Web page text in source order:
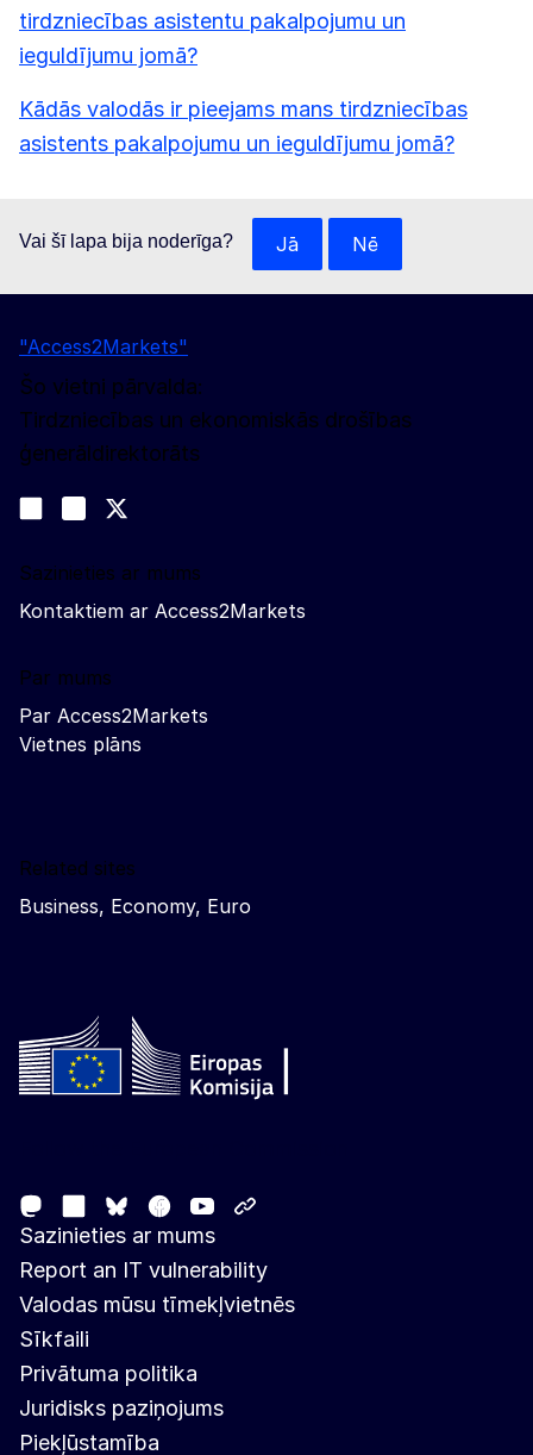
tirdzniecības asistentu pakalpojumu un
ieguldījumu jomā?
Kādās valodās ir pieejams mans tirdzniecības
asistents pakalpojumu un ieguldījumu jomā?
Vai šī lapa bija noderīga? Jā Nē
"Access2Markets"
Šo vietni pārvalda:
Tirdzniecības un ekonomiskās drošības
ģenerāldirektorāts
Join us on LinkedIn
Trade-Off podcast
Sazinieties ar mums
Kontaktiem ar Access2Markets
Par mums
Par Access2Markets
Vietnes plāns
Related sites
Business, Economy, Euro
MastodonLinkedIn
Bluesky
Facebook
Youtube
Sazinieties ar mums
Report an IT vulnerability
Valodas mūsu tīmekļvietnēs
Sīkfaili
Privātuma politika
Juridisks paziņojums
Piekļūstamība